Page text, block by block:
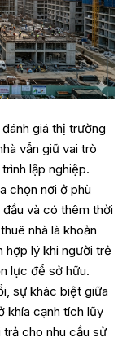
giá thị trường
vẫn giữ vai trò
lập nghiệp.
chọn nơi ở phù
và có thêm thời
nhà là khoản
hợp lý khi người trẻ
lực để sở hữu.
sự khác biệt giữa
khía cạnh tích lũy
cho nhu cầu sử